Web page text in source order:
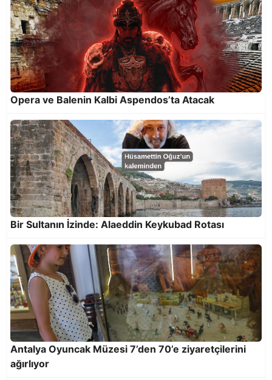
Abdal Musa Sultanı Anma Etkinlikleri 26-28
Haziran’da
Konserleriyle Sona Erdi
Opera ve Balenin Kalbi Aspendos’ta Atacak
Bir Sultanın İzinde: Alaeddin Keykubad Rotası
Antalya Oyuncak Müzesi 7’den 70’e ziyaretçilerini
ağırlıyor